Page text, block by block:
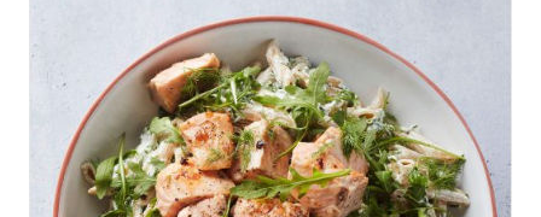
INLOGGEN
AANMELDEN
HOME
RECEPTEN
WEEKMENU'S